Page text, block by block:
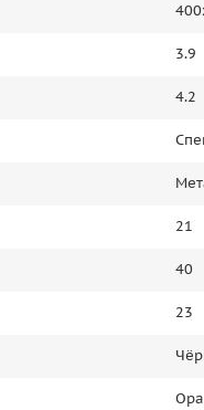
3.9
4.2
21
40
23